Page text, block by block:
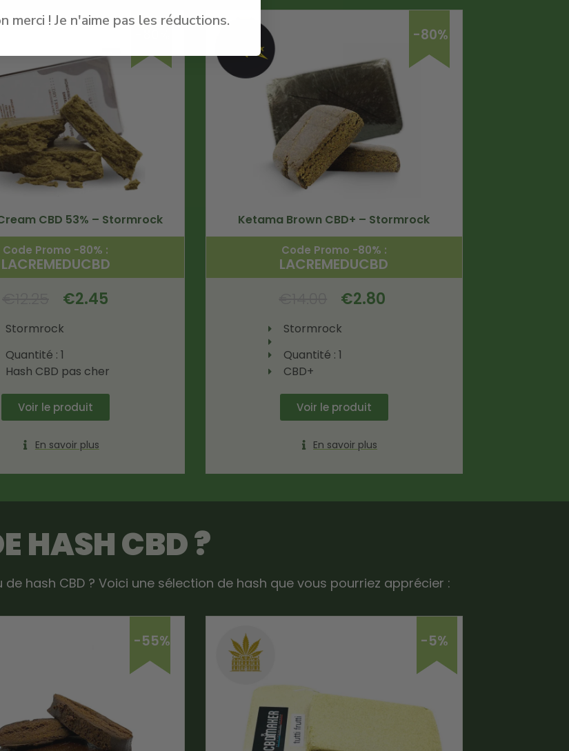
CBD 53% – Stormrock
Code Promo -80% :
LACREMEDUCBD
€2.45
Stormrock
Quantité : 1
Hash CBD pas cher
Voir le produit
En savoir plus
-80%
Ketama Brown CBD+ – Stormrock
Code Promo -80% :
LACREMEDUCBD
€2.80
Stormrock
Quantité : 1
CBD+
Voir le produit
En savoir plus
HASH CBD ?
hash CBD ? Voici une sélection de hash que vous pourriez apprécier :
-55% -5%
merci ! Je n'aime pas les réductions.